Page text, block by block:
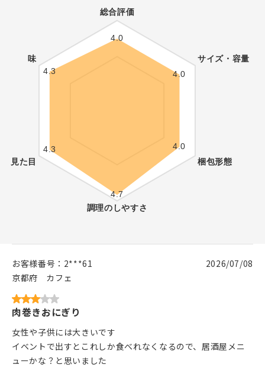
お客様番号： 2***61
京都府
カフェ
2026/07/08
肉巻きおにぎり
女性や子供には大きいです
イベントで出すとこれしか食べれなくなるので、居酒屋メニ
ューかな？と思いました